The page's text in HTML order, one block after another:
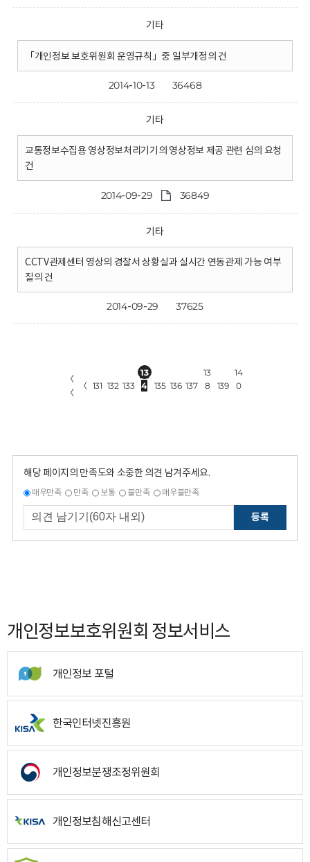
기타
「개인정보 보호위원회 운영규칙」중 일부개정의 건
2014-10-13 36468
기타
교통정보수집용 영상정보처리기기의 영상정보 제공 관련 심의 요청
건
2014-09-29 36849
기타
CCTV관제센터 영상의 경찰서 상황실과 실시간 연동관제 가능 여부
질의 건
2014-09-29 37625
〈
〈
〈 131 132 133
13
4
135 136 137
13
8
139
14
0
해당 페이지의 만족도와 소중한 의견 남겨주세요.
매우만족 만족 보통 불만족 매우불만족
등록
개인정보보호위원회 정보서비스
개인정보 포털
한국인터넷진흥원
개인정보분쟁조정위원회
개인정보침해신고센터